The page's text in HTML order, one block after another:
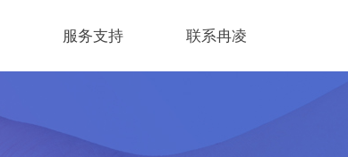
服务支持 联系冉凌